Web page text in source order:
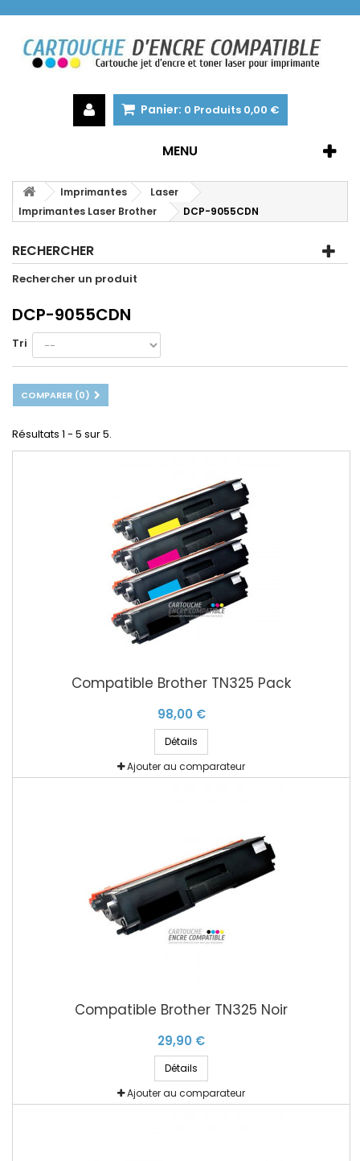
Panier: 0 Produits 0,00 €
MENU
Imprimantes
Laser
Imprimantes Laser Brother
DCP-9055CDN
RECHERCHER
Rechercher un produit
DCP-9055CDN
Tri
COMPARER (0)
Résultats 1 - 5 sur 5.
Compatible Brother TN325 Pack
98,00 €
Détails
Ajouter au comparateur
Compatible Brother TN325 Noir
29,90 €
Détails
Ajouter au comparateur